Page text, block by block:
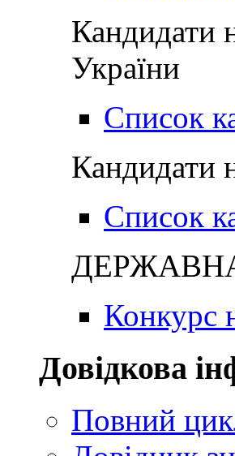
Кандидати
України
Список
Кандидати
Список
Конкурс
Довідкова
Повний